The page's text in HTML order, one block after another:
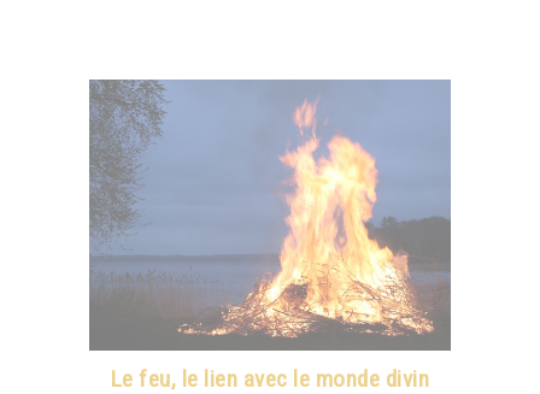
Le feu, le lien avec le monde divin